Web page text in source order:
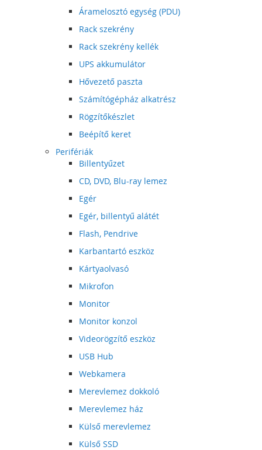
Áramelosztó egység (PDU)
Rack szekrény
Rack szekrény kellék
UPS akkumulátor
Hővezető paszta
Számítógépház alkatrész
Rögzítőkészlet
Beépítő keret
Perifériák
Billentyűzet
CD, DVD, Blu-ray lemez
Egér
Egér, billentyű alátét
Flash, Pendrive
Karbantartó eszköz
Kártyaolvasó
Mikrofon
Monitor
Monitor konzol
Videorögzítő eszköz
USB Hub
Webkamera
Merevlemez dokkoló
Merevlemez ház
Külső merevlemez
Külső SSD